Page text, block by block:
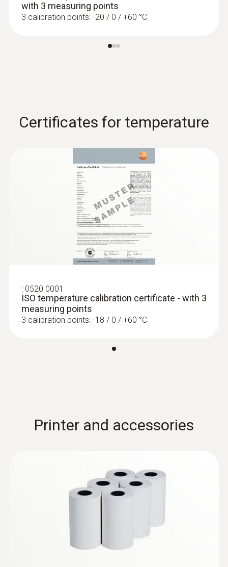
with 3 measuring points
3 calibration points: -20 / 0 / +60 °C
Certificates for temperature
: 0520 0001
ISO temperature calibration certificate - with 3
measuring points
3 calibration points: -18 / 0 / +60 °C
Printer and accessories